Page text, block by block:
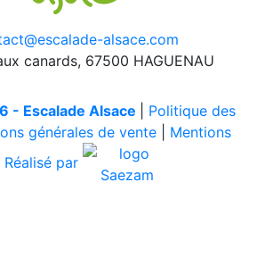
alsace.com
canards, 67500 HAGUENAU
- Escalade Alsace
Politique des
générales de vente| Mentions
Réalisé par